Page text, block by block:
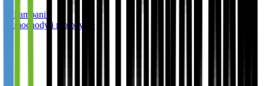
O kampanii
Samochody i motocykle